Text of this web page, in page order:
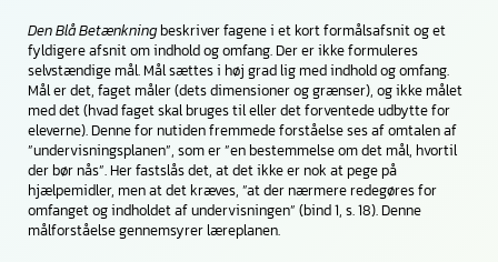
Den Blå Betænkningbeskriver fagene i et kort formålsafsnit og et
fyldigere afsnit om indhold og omfang. Der er ikke formuleres
selvstændige mål. Mål sættes i høj grad lig med indhold og omfang.
Mål er det, faget måler (dets dimensioner og grænser), og ikke målet
med det (hvad faget skal bruges til eller det forventede udbytte for
eleverne). Denne for nutiden fremmede forståelse ses af omtalen af
”undervisningsplanen”, som er ”en bestemmelse om det mål, hvortil
der bør nås”. Her fastslås det, at det ikke er nok at pege på
hjælpemidler, men at det kræves, ”at der nærmere redegøres for
omfanget og indholdet af undervisningen” (bind 1, s. 18). Denne
målforståelse gennemsyrer læreplanen.